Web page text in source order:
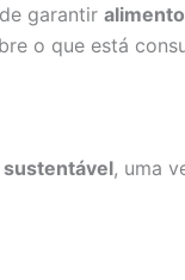
garantir
o que está
sustentável, uma